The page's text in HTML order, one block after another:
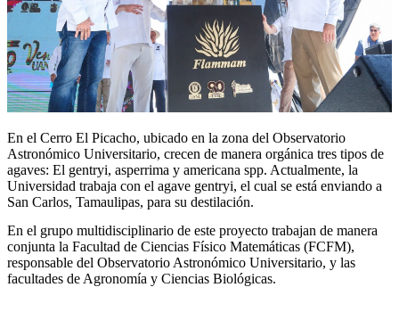
En el Cerro El Picacho, ubicado en la zona del Observatorio
Astronómico Universitario, crecen de manera orgánica tres tipos de
agaves: El gentryi, asperrima y americana spp. Actualmente, la
Universidad trabaja con el agave gentryi, el cual se está enviando a
San Carlos, Tamaulipas, para su destilación.
En el grupo multidisciplinario de este proyecto trabajan de manera
conjunta la Facultad de Ciencias Físico Matemáticas (FCFM),
responsable del Observatorio Astronómico Universitario, y las
facultades de Agronomía y Ciencias Biológicas.